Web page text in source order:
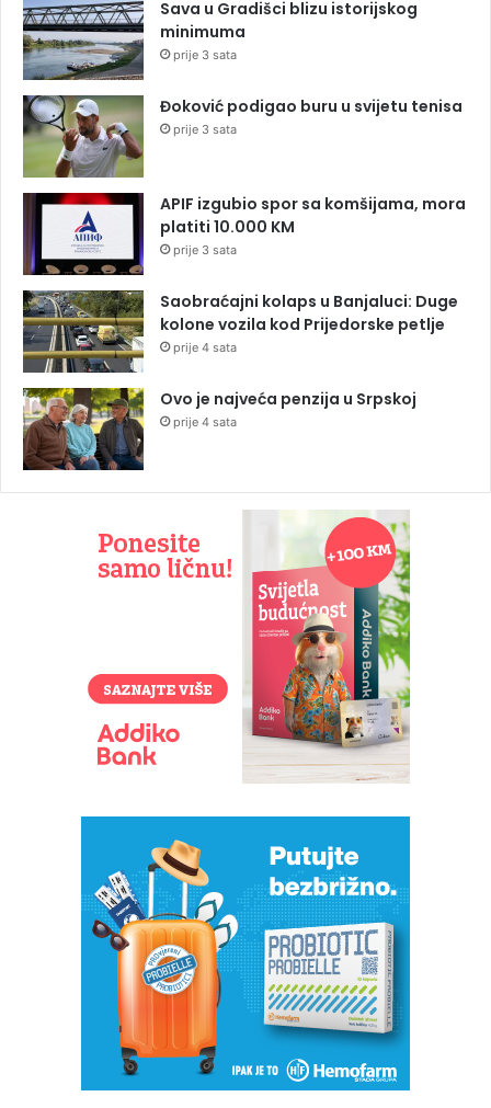
Sava u Gradišci blizu istorijskog
minimuma
prije 3 sata
Đoković podigao buru u svijetu tenisa
prije 3 sata
APIF izgubio spor sa komšijama, mora
platiti 10.000 KM
prije 3 sata
Saobraćajni kolaps u Banjaluci: Duge
kolone vozila kod Prijedorske petlje
prije 4 sata
Ovo je najveća penzija u Srpskoj
prije 4 sata